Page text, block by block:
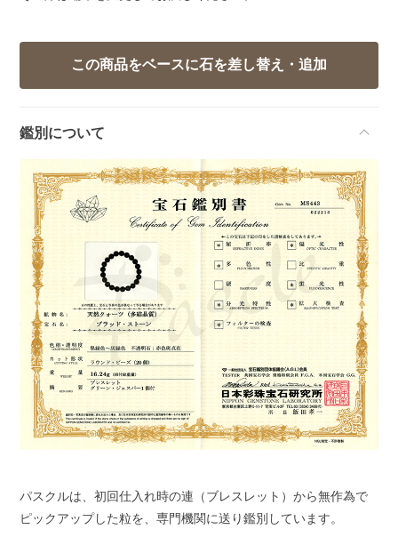
鑑別について
パスクルは、初回仕入れ時の連（ブレスレット）から無作為で
ピックアップした粒を、専門機関に送り鑑別しています。